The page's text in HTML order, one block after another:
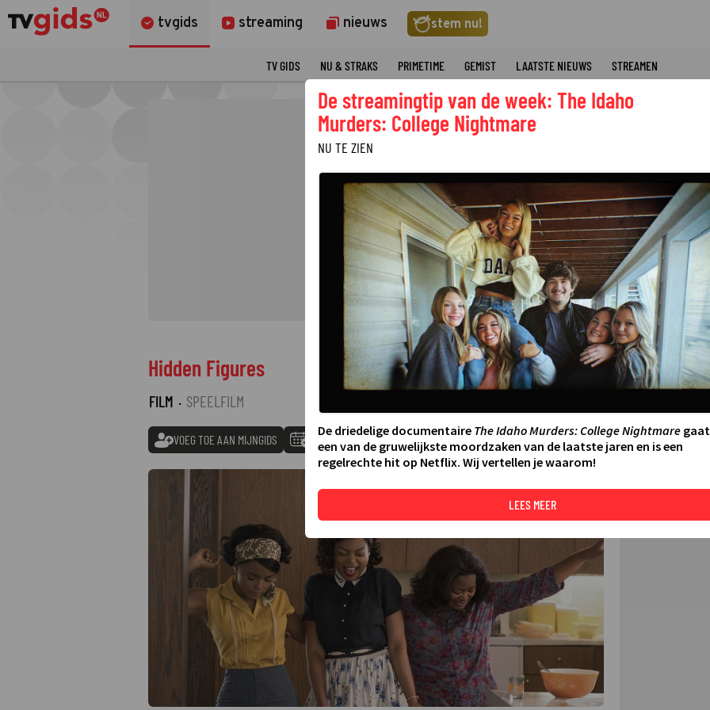
tvgids streaming nieuws stem nu!
TV GIDS NU & STRAKS PRIMETIME GEMIST LAATSTE NIEUWS STREAMEN
Hidden Figures
FILM · SPEELFILM
VOEG TOE AAN MIJNGIDS TOEVOEGEN AAN AGENDA DELEN
FILMS
DE
De streamingtip van de week: The Idaho
Murders: College Nightmare
NU TE ZIEN
De driedelige documentaire The Idaho Murders: College Nightmaregaat
een van de gruwelijkste moordzaken van de laatste jaren en is een
regelrechte hit op Netflix. Wij vertellen je waarom!
LEES MEER